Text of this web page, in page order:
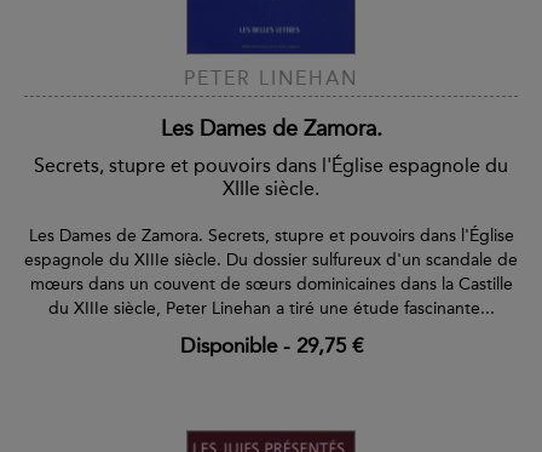
PETER LINEHAN
Les Dames de Zamora.
Secrets, stupre et pouvoirs dans l'Église espagnole du
XIIIe siècle.
Les Dames de Zamora. Secrets, stupre et pouvoirs dans l'Église
espagnole du XIIIe siècle. Du dossier sulfureux d'un scandale de
mœurs dans un couvent de sœurs dominicaines dans la Castille
du XIIIe siècle, Peter Linehan a tiré une étude fascinante...
Disponible- 29,75 €